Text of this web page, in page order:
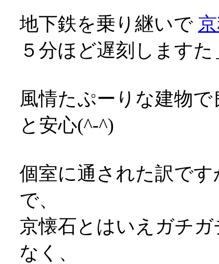
地下鉄を乗り継いで
５分ほど遅刻します
風情たぷーりな建物
と安心(^-^)
個室に通された訳で
で、
京懐石とはいえガチ
なく、